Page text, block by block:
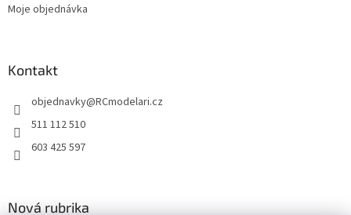
Moje objednávka
Kontakt
objednavky@RCmodelari.cz
511 112 510
603 425 597
Nová rubrika